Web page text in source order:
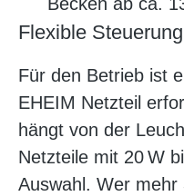
Becken ab ca.
Flexible
Für den Betrieb ist
EHEIM Netzteil
hängt von der
Netzteile mit 20 W
Auswahl. Wer mehr